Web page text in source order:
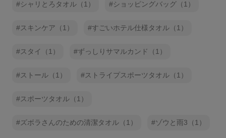
シャリとろタオル（1） ショッピングバッグ（1）
スキンケア（1） すごいホテル仕様タオル（1）
スタイ（1） ずっしりサマルカンド（1）
ストール（1） ストライプスポーツタオル（1）
スポーツタオル（1）
ズボラさんのための清潔タオル（1） ゾウと雨3（1）